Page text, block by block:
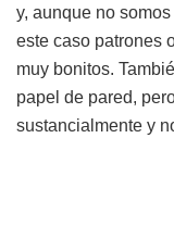
y, aunque no
este caso patrones
muy bonitos.
papel de pared,
sustancialmente y